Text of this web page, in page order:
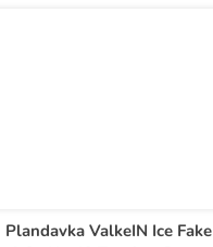
Plandavka ValkeIN Ice Fake